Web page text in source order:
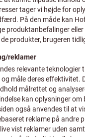
I varekurven
2-3 uger
venligst den forlængede
rådgivning:
denne vare til dig direkte